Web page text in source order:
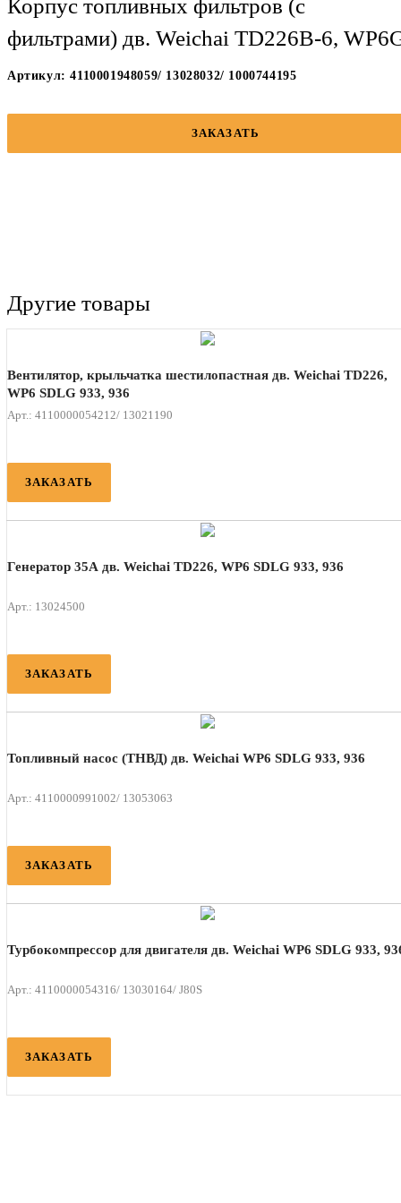
Корпус топливных фильтров (с
фильтрами) дв. Weichai TD226B-6,
Артикул: 4110001948059/ 13028032/ 1000744195
ЗАКАЗАТЬ
Другие товары
Вентилятор, крыльчатка шестилопастная дв. Weichai TD226,
WP6 SDLG 933, 936
Арт.: 4110000054212/ 13021190
ЗАКАЗАТЬ
Генератор 35А дв. Weichai TD226, WP6 SDLG 933, 936
Арт.: 13024500
ЗАКАЗАТЬ
Топливный насос (ТНВД) дв. Weichai WP6 SDLG 933, 936
Арт.: 4110000991002/ 13053063
ЗАКАЗАТЬ
Турбокомпрессор для двигателя дв. Weichai WP6 SDLG 933,
Арт.: 4110000054316/ 13030164/ J80S
ЗАКАЗАТЬ